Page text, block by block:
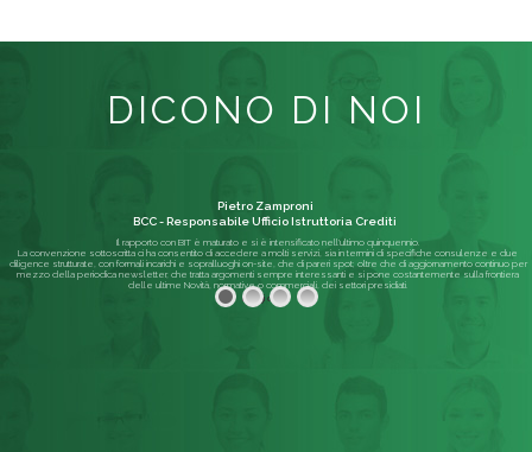
DICONO DI NOI
Il rapporto con BIT è maturato e si è intensificato nell'ultimo quinquennio.
La convenzione sottoscritta ci ha consentito di accedere a molti servizi, sia in termini di specifiche consulenze e due
diligence strutturate, con formali incarichi e sopralluoghi on-site, che di pareri spot; oltre che di aggiornamento continuo per
mezzo della periodica newsletter, che tratta argomenti sempre interessanti e si pone costantemente sulla frontiera
delle ultime Novità, normative o commerciali, dei settori presidiati.
Pietro Zamproni
BCC - Responsabile Ufficio Istruttoria Crediti
Leggi di più